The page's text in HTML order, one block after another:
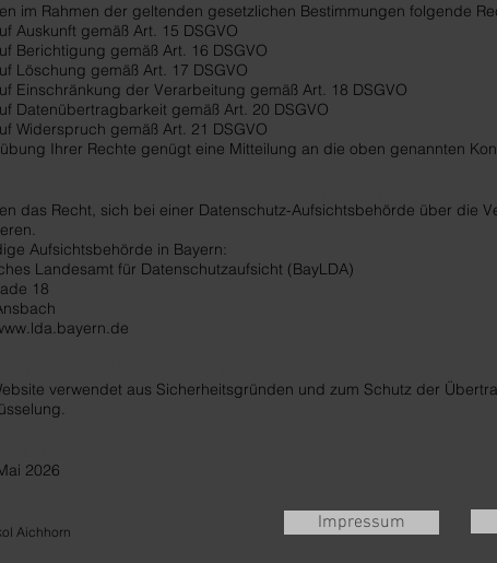
im Rahmen der geltenden gesetzlichen Bestimmungen folgende
Auskunft gemäß Art. 15 DSGVO
Berichtigung gemäß Art. 16 DSGVO
Löschung gemäß Art. 17 DSGVO
Einschränkung der Verarbeitung gemäß Art. 18 DSGVO
Datenübertragbarkeit gemäß Art. 20 DSGVO
Widerspruch gemäß Art. 21 DSGVO
Ihrer Rechte genügt eine Mitteilung an die oben genannten
das Recht, sich bei einer Datenschutz-Aufsichtsbehörde über die
Aufsichtsbehörde in Bayern:
Landesamt für Datenschutzaufsicht (BayLDA)
18
verwendet aus Sicherheitsgründen und zum Schutz der
2026
Aichhorn Impressum